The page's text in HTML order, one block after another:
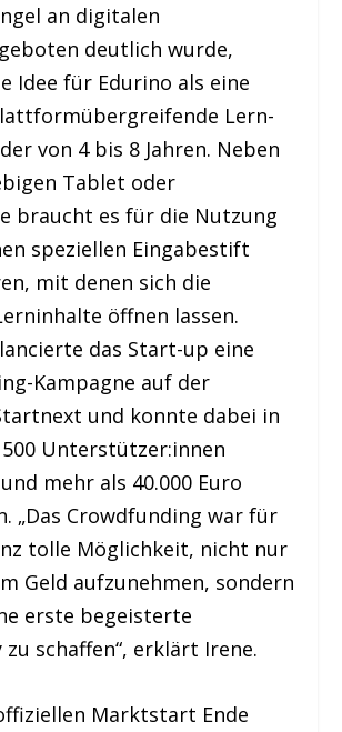
an digitalen
deutlich wurde,
Idee für Edurino als eine
Lern-
von 4 bis 8 Jahren. Neben
Tablet oder
braucht es für die Nutzung
speziellen Eingabestift
mit denen sich die
öffnen lassen.
das Start-up eine
Kampagne auf der
und konnte dabei in
Unterstützer:innen
mehr als 40.000 Euro
„Das Crowdfunding war für
tolle Möglichkeit, nicht nur
Geld aufzunehmen, sondern
erste begeisterte
schaffen“, erklärt Irene.
Marktstart Ende